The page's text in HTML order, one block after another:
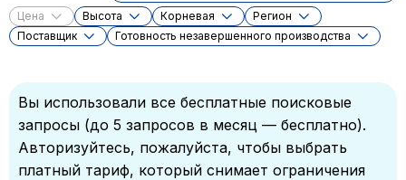
Цена Высота Корневая
Регион
Поставщик
Готовность незавершенного производства
Вы использовали все бесплатные поисковые
запросы (до 5 запросов в месяц — бесплатно).
Авторизуйтесь, пожалуйста, чтобы выбрать
платный тариф, который снимает ограничения